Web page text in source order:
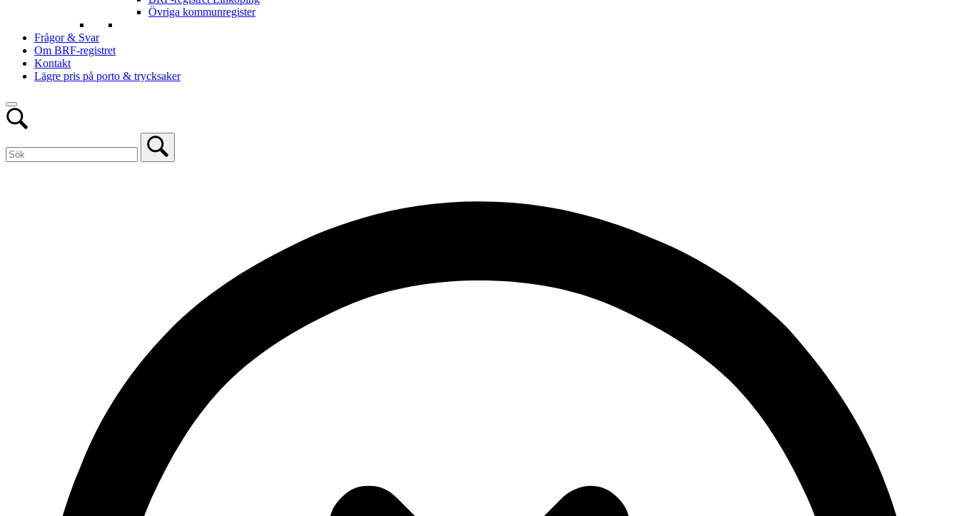
Övriga kommunregister
Frågor & Svar
Om BRF-registret
Kontakt
Lägre pris på porto & trycksaker
Open
Sök
for: